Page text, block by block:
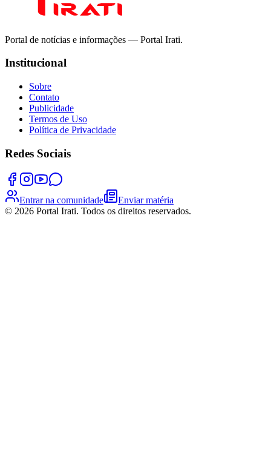
Portal de notícias e informações — Portal Irati.
Institucional
Sobre
Contato
Publicidade
Termos de Uso
Política de Privacidade
Redes Sociais
Entrar na comunidade
Enviar matéria
© 2026 Portal Irati. Todos os direitos reservados.